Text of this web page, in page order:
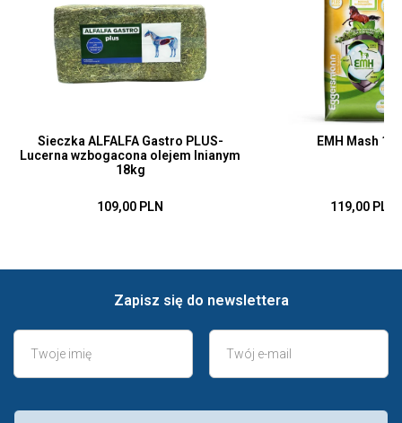
Sieczka ALFALFA Gastro PLUS-
Lucerna wzbogacona olejem lnianym
18kg
109,00 PLN
EMH Mash
119,00 PLN
Zapisz się do newslettera